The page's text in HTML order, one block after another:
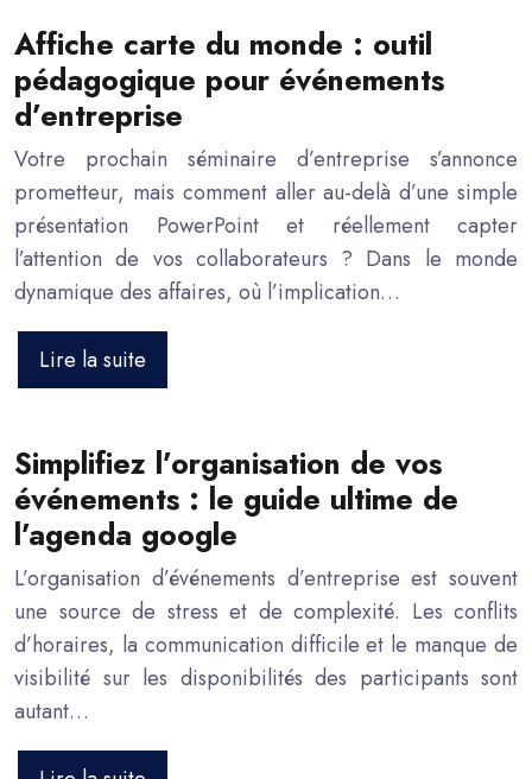
Affiche carte du monde : outil
pédagogique pour événements
d’entreprise
Votre prochain séminaire d’entreprise s’annonce
prometteur, mais comment aller au-delà d’une simple
présentation PowerPoint et réellement capter
l’attention de vos collaborateurs ? Dans le monde
dynamique des affaires, où l’implication…
Lire la suite
Simplifiez l’organisation de vos
événements : le guide ultime de
l’agenda google
L’organisation d’événements d’entreprise est souvent
une source de stress et de complexité. Les conflits
d’horaires, la communication difficile et le manque de
visibilité sur les disponibilités des participants sont
autant…